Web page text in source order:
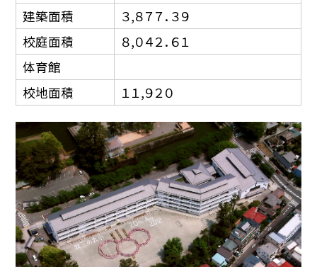
建築面積
３,８７７．３９
校庭面積
８,０４２．６１
体育館
校地面積
１１,９２０